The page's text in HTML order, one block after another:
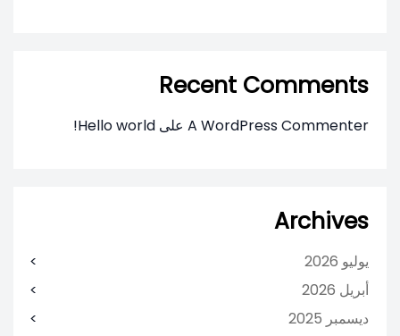
Recent Comments
A WordPress Commenter على Hello world!
Archives
يوليو 2026
أبريل 2026
ديسمبر 2025